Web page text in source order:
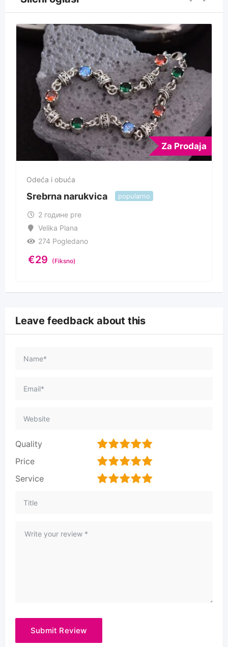
Za Prodaja
Odeća i obuća
Srebrna narukvica popularno
2 године pre
Velika Plana
274 Pogledano
€29 (Fiksno)
Leave feedback about this
Quality 5
4
3
2
Price 5
4
3
2
Service 5
4
3
2